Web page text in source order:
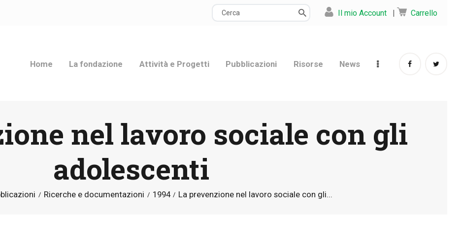
Il mio Account | Carrello
Home La fondazione Attività e Progetti Pubblicazioni Risorse News
nel lavoro sociale con gli
adolescenti
Ricerche e documentazioni 1994 La prevenzione nel lavoro sociale con gli...
ATTIVITÀ E
PUBBLICAZIONI
RISORSE
NEWS